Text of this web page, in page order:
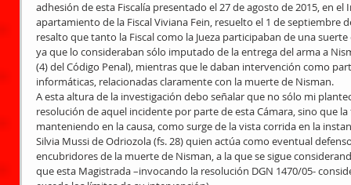
adhesión de esta Fiscalía presentado el 27 de agosto de 2015, en
apartamiento de la Fiscal Viviana Fein, resuelto el 1 de septiembre
resalto que tanto la Fiscal como la Jueza participaban de una
ya que lo consideraban sólo imputado de la entrega del arma a
(4) del Código Penal), mientras que le daban intervención como
informáticas, relacionadas claramente con la muerte de Nisman.
A esta altura de la investigación debo señalar que no sólo mi
resolución de aquel incidente por parte de esta Cámara, sino que
manteniendo en la causa, como surge de la vista corrida en la
Silvia Mussi de Odriozola (fs. 28) quien actúa como eventual
encubridores de la muerte de Nisman, a la que se sigue
que esta Magistrada –invocando la resolución DGN 1470/05-